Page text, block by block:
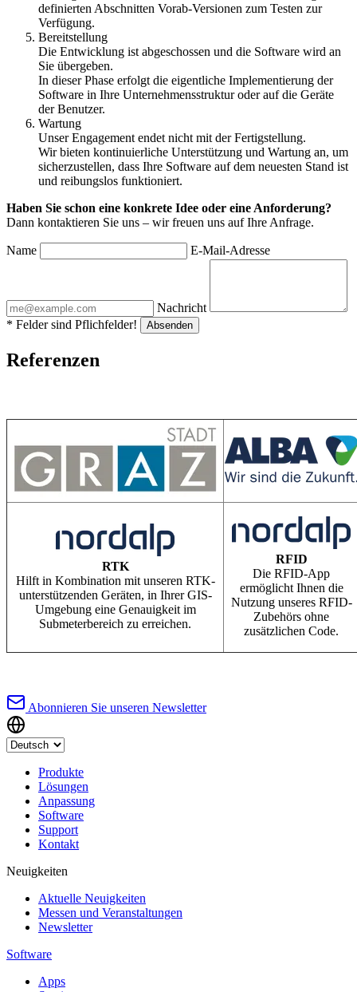
definierten Abschnitten Vorab-Versionen zum Testen zur
Verfügung.
Bereitstellung
Die Entwicklung ist abgeschossen und die Software wird an
Sie übergeben.
In dieser Phase erfolgt die eigentliche Implementierung der
Software in Ihre Unternehmensstruktur oder auf die Geräte
der Benutzer.
Wartung
Unser Engagement endet nicht mit der Fertigstellung.
Wir bieten kontinuierliche Unterstützung und Wartung an, um
sicherzustellen, dass Ihre Software auf dem neuesten Stand ist
und reibungslos funktioniert.
Haben Sie schon eine konkrete Idee oder eine Anforderung?
Dann kontaktieren Sie uns – wir freuen uns auf Ihre Anfrage.
Name E-Mail-Adresse
Nachricht
* Felder sind Pflichfelder!
Absenden
Referenzen
RTK
Hilft in Kombination mit unseren RTK-
unterstützenden Geräten, in Ihrer GIS-
Umgebung eine Genauigkeit im
Submeterbereich zu erreichen.
RFID
Die RFID-App
ermöglicht Ihnen die
Nutzung unseres RFID-
Zubehörs ohne
zusätzlichen Code.
Abonnieren Sie unseren Newsletter
Produkte
Lösungen
Anpassung
Software
Support
Kontakt
Neuigkeiten
Aktuelle Neuigkeiten
Messen und Veranstaltungen
Newsletter
Software
Apps